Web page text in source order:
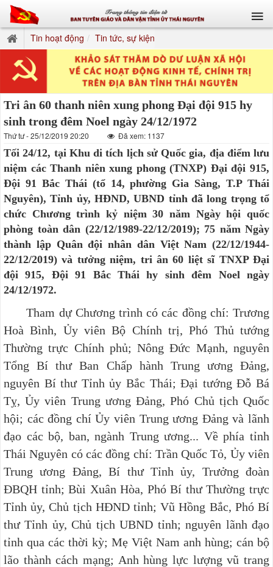
Tin hoạt động Tin tức, sự kiện
Tri ân 60 thanh niên xung phong Đại đội 915 hy
sinh trong đêm Noel ngày 24/12/1972
Thứ tư - 25/12/2019 20:20 Đã xem: 1137
Tối 24/12, tại Khu di tích lịch sử Quốc gia, địa điểm lưu
niệm các Thanh niên xung phong (TNXP) Đại đội 915,
Đội 91 Bắc Thái (tổ 14, phường Gia Sàng, T.P Thái
Nguyên), Tỉnh ủy, HĐND, UBND tỉnh đã long trọng tổ
chức Chương trình kỷ niệm 30 năm Ngày hội quốc
phòng toàn dân (22/12/1989-22/12/2019); 75 năm Ngày
thành lập Quân đội nhân dân Việt Nam (22/12/1944-
22/12/2019) và tưởng niệm, tri ân 60 liệt sĩ TNXP Đại
đội 915, Đội 91 Bắc Thái hy sinh đêm Noel ngày
24/12/1972.
Tham dự Chương trình có các đồng chí: Trương
Hoà Bình, Ủy viên Bộ Chính trị, Phó Thủ tướng
Thường trực Chính phủ; Nông Đức Mạnh, nguyên
Tổng Bí thư Ban Chấp hành Trung ương Đảng,
nguyên Bí thư Tỉnh ủy Bắc Thái; Đại tướng Đỗ Bá
Tỵ, Ủy viên Trung ương Đảng, Phó Chủ tịch Quốc
hội; các đồng chí Ủy viên Trung ương Đảng và lãnh
đạo các bộ, ban, ngành Trung ương... Về phía tỉnh
Thái Nguyên có các đồng chí: Trần Quốc Tỏ, Ủy viên
Trung ương Đảng, Bí thư Tỉnh ủy, Trưởng đoàn
ĐBQH tỉnh; Bùi Xuân Hòa, Phó Bí thư Thường trực
Tỉnh ủy, Chủ tịch HĐND tỉnh; Vũ Hồng Bắc, Phó Bí
thư Tỉnh ủy, Chủ tịch UBND tỉnh; nguyên lãnh đạo
tỉnh qua các thời kỳ; Mẹ Việt Nam anh hùng; cán bộ
lão thành cách mạng; Anh hùng lực lượng vũ trang